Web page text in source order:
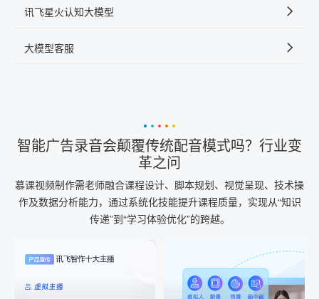
讯飞星火认知大模型
大模型客服
智能广告录音会颠覆传统配音模式吗？行业变
革之问
慕课视频制作需老师融合课程设计、脚本规划、视觉呈现、技术操
作及数据分析能力，通过系统化技能提升课程质量，实现从“知识
传递”到“学习体验优化”的跨越。
AI配音
AI+音频